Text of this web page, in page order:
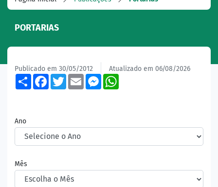
PORTARIAS
Publicado em 30/05/2012 Atualizado em 06/08/2026
ShareFacebook
TwitterEmailMessenger
Ano
Mês